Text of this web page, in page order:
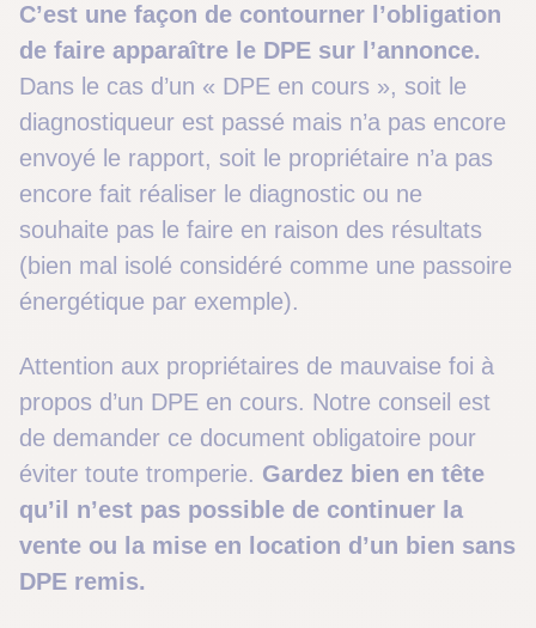
C’est une façon de contourner l’obligation
de faire apparaître le DPE sur l’annonce.
Dans le cas d’un « DPE en cours », soit le
diagnostiqueur est passé mais n’a pas encore
envoyé le rapport, soit le propriétaire n’a pas
encore fait réaliser le diagnostic ou ne
souhaite pas le faire en raison des résultats
(bien mal isolé considéré comme une passoire
énergétique par exemple).
Attention aux propriétaires de mauvaise foi à
propos d’un DPE en cours. Notre conseil est
de demander ce document obligatoire pour
éviter toute tromperie. Gardez bien en tête
qu’il n’est pas possible de continuer la
vente ou la mise en location d’un bien sans
DPE remis.